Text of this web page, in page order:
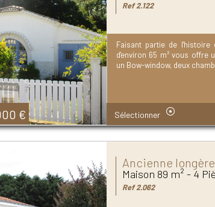
€
Ref 2.122
Faisant partie de l'histoire
d'environ 65 m² vous offre
un Bow-window, deux
Sélectionner
Ancienne
Maison 89 m² - 4
Ref 2.062